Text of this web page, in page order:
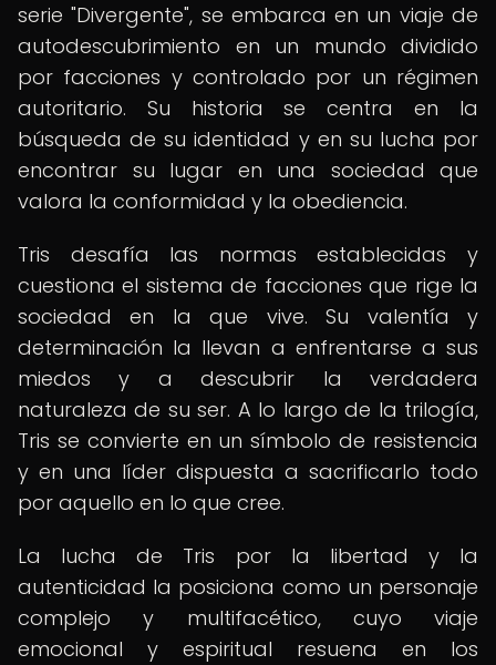
serie "Divergente", se embarca en un viaje de
autodescubrimiento en un mundo dividido
por facciones y controlado por un régimen
autoritario. Su historia se centra en la
búsqueda de su identidad y en su lucha por
encontrar su lugar en una sociedad que
valora la conformidad y la obediencia.
Tris desafía las normas establecidas y
cuestiona el sistema de facciones que rige la
sociedad en la que vive. Su valentía y
determinación la llevan a enfrentarse a sus
miedos y a descubrir la verdadera
naturaleza de su ser. A lo largo de la trilogía,
Tris se convierte en un símbolo de resistencia
y en una líder dispuesta a sacrificarlo todo
por aquello en lo que cree.
La lucha de Tris por la libertad y la
autenticidad la posiciona como un personaje
complejo y multifacético, cuyo viaje
emocional y espiritual resuena en los